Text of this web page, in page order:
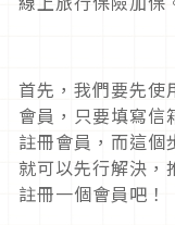
首先，我們要先使
會員，只要填寫信
註冊會員，而這個
就可以先行解決，
註冊一個會員吧！